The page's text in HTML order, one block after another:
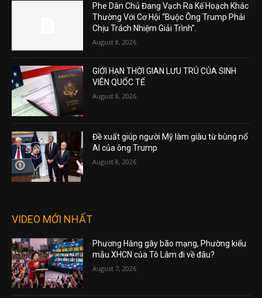
Phe Dân Chủ Đang Vạch Ra Kế Hoạch Khác
Thường Với Cơ Hội “Buộc Ông Trump Phải
Chịu Trách Nhiệm Giải Trình”.
August 8, 2026
GIỚI HẠN THỜI GIAN LƯU TRÚ CỦA SINH
VIÊN QUỐC TẾ
August 8, 2026
Đề xuất giúp người Mỹ làm giàu từ bùng nổ
AI của ông Trump
August 8, 2026
VIDEO MỚI NHẤT
Phương Hằng gây bão mạng, Phường kiểu
mẫu XHCN của Tô Lâm đi về đâu?
August 7, 2026